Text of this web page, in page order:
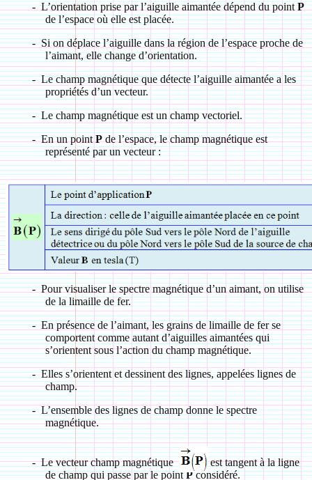
- L’orientation prise par l’aiguille aimantée dépend du pointP
de l’espace où elle est placée.
- Si on déplace l’aiguille dans la région de l’espace proche de
l’aimant, elle change d’orientation.
- Le champ magnétique que détecte l’aiguille aimantée a les
propriétés d’un vecteur.
- Le champ magnétique est un champ vectoriel.
- En un pointPde l’espace, le champ magnétique est
représenté par un vecteur :
- Pour visualiser le spectre magnétique d’un aimant, on utilise
de la limaille de fer.
- En présence de l’aimant, les grains de limaille de fer se
comportent comme autant d’aiguilles aimantées qui
s’orientent sous l’action du champ magnétique.
- Elles s’orientent et dessinent des lignes, appelées lignes de
champ.
- L’ensemble des lignes de champ donne le spectre
magnétique.
- Le vecteur champ magnétique
est tangent à la ligne
de champ qui passe par le pointPconsidéré.